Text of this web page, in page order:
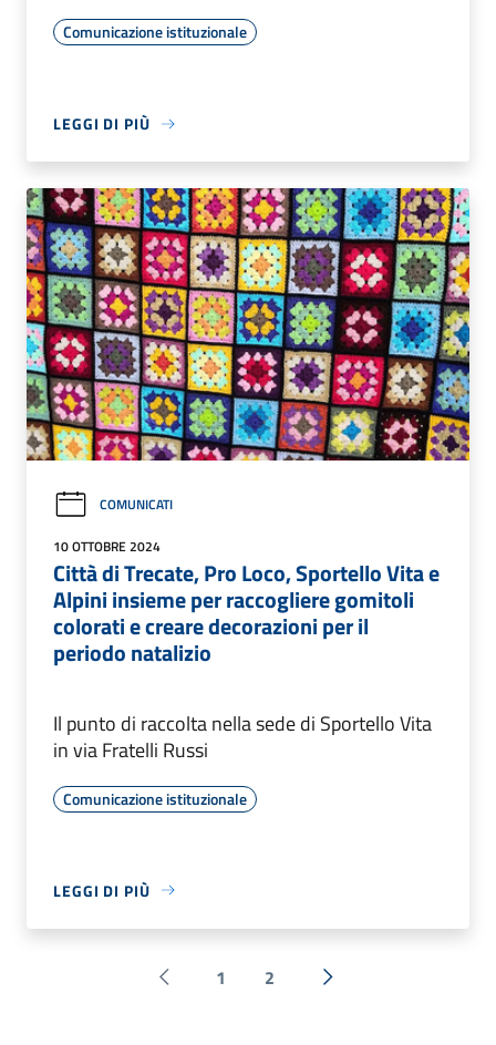
Comunicazione istituzionale
LEGGI DI PIÙ
COMUNICATI
10 OTTOBRE 2024
Città di Trecate, Pro Loco, Sportello Vita e
Alpini insieme per raccogliere gomitoli
colorati e creare decorazioni per il
periodo natalizio
Il punto di raccolta nella sede di Sportello Vita
in via Fratelli Russi
Comunicazione istituzionale
LEGGI DI PIÙ
Pagina precedente
1 2 Successiva »